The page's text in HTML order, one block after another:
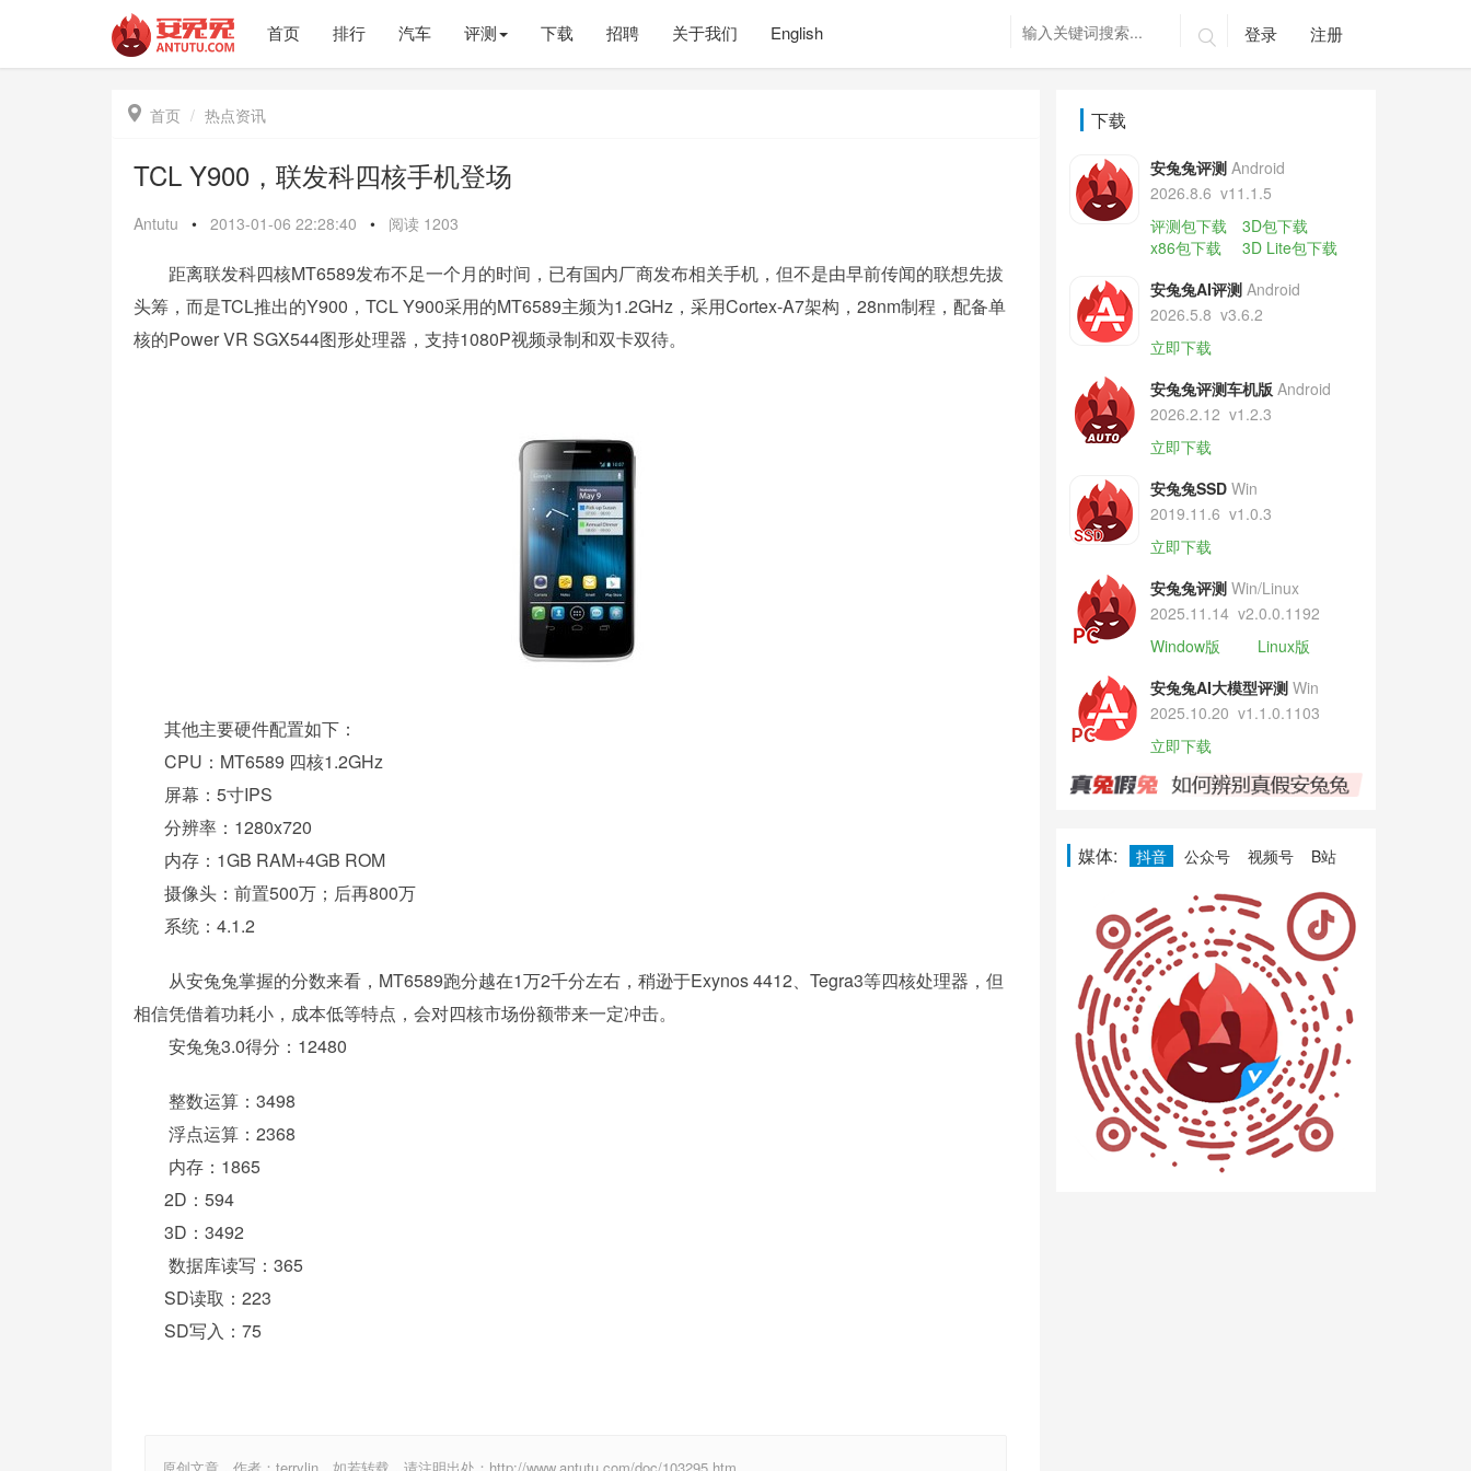
首页 排行 汽车 评测 下载 招聘 关于我们 English  登录 注册
 首页 热点资讯
TCL Y900，联发科四核手机登场
Antutu • 2013-01-06 22:28:40 • 阅读 1203
距离联发科四核MT6589发布不足一个月的时间，已有国内厂商发布相关手机，但不是由早前传闻的联想先拔
头筹，而是TCL推出的Y900，TCL Y900采用的MT6589主频为1.2GHz，采用Cortex-A7架构，28nm制程，配备单
核的Power VR SGX544图形处理器，支持1080P视频录制和双卡双待。
其他主要硬件配置如下：
CPU：MT6589 四核1.2GHz
屏幕：5寸IPS
分辨率：1280x720
内存：1GB RAM+4GB ROM
摄像头：前置500万；后再800万
系统：4.1.2
从安兔兔掌握的分数来看，MT6589跑分越在1万2千分左右，稍逊于Exynos 4412、Tegra3等四核处理器，但
相信凭借着功耗小，成本低等特点，会对四核市场份额带来一定冲击。
安兔兔3.0得分：12480
整数运算：3498
浮点运算：2368
内存：1865
2D：594
3D：3492
数据库读写：365
SD读取：223
SD写入：75
下载
安兔兔评测 Android
2026.8.6 v11.1.5
评测包下载
3D包下载
x86包下载
3D Lite包下载
安兔兔AI评测 Android
2026.5.8 v3.6.2
立即下载
安兔兔评测车机版 Android
2026.2.12 v1.2.3
立即下载
安兔兔SSD Win
2019.11.6 v1.0.3
立即下载
安兔兔评测 Win/Linux
2025.11.14 v2.0.0.1192
Window版
Linux版
安兔兔AI大模型评测 Win
2025.10.20 v1.1.0.1103
立即下载
媒体: 抖音 公众号 视频号 B站